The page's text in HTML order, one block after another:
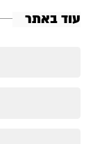
עוד באתר